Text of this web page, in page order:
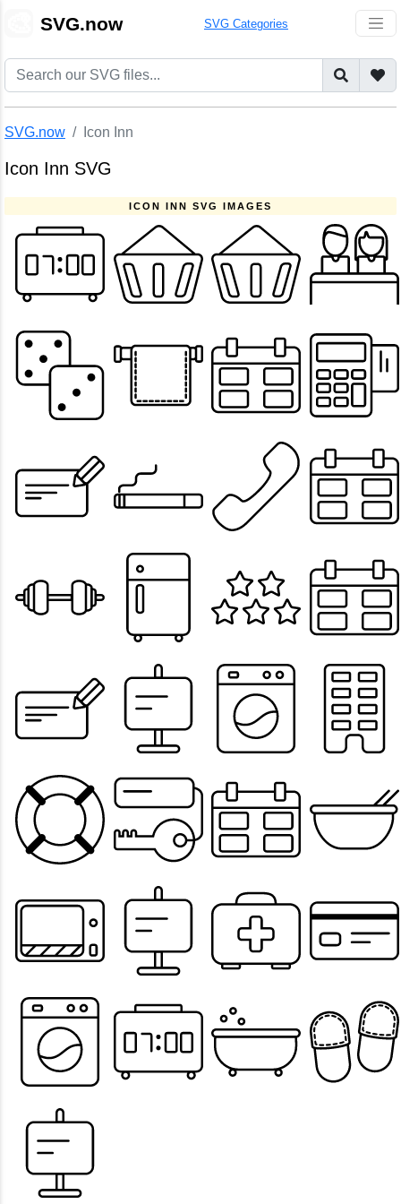
SVG.now SVG Categories
SVG.now Icon Inn
Icon Inn SVG
ICON INN SVG IMAGES